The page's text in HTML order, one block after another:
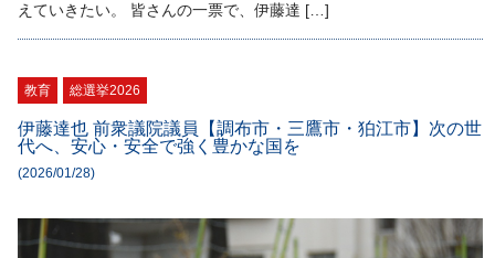
えていきたい。 皆さんの一票で、伊藤達 […]
教育 総選挙2026
伊藤達也 前衆議院議員【調布市・三鷹市・狛江市】次の世
代へ、安心・安全で強く豊かな国を
(2026/01/28)